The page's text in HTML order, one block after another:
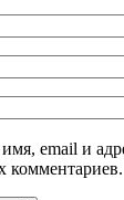
email и
комментариев.